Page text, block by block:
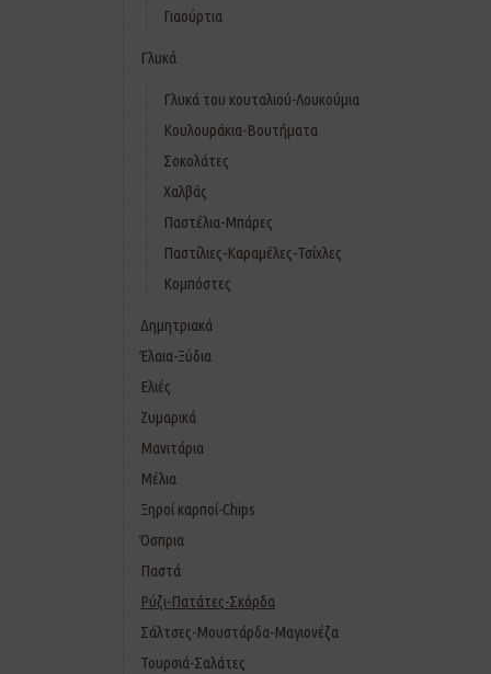
Γιαούρτια
Γλυκά
Γλυκά του κουταλιού-Λουκούμια
Κουλουράκια-Βουτήματα
Σοκολάτες
Χαλβάς
Παστέλια-Μπάρες
Παστίλιες-Καραμέλες-Τσίχλες
Κομπόστες
Δημητριακά
Έλαια-Ξύδια
Ελιές
Ζυμαρικά
Μανιτάρια
Μέλια
Ξηροί καρποί-Chips
Όσπρια
Παστά
Ρύζι-Πατάτες-Σκόρδα
Σάλτσες-Μουστάρδα-Μαγιονέζα
Τουρσιά-Σαλάτες